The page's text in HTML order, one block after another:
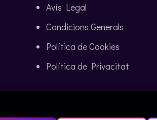
Avís Legal
Condicions Generals
Política de Cookies
Política de Privacitat